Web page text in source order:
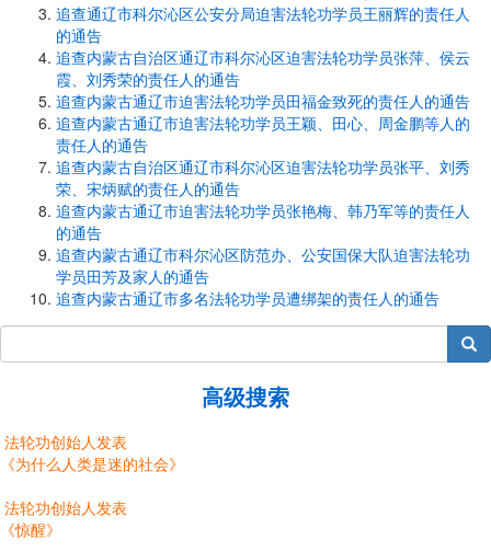
追查通辽市科尔沁区公安分局迫害法轮功学员王丽辉的责任人
的通告
追查内蒙古自治区通辽市科尔沁区迫害法轮功学员张萍、侯云
霞、刘秀荣的责任人的通告
追查内蒙古通辽市迫害法轮功学员田福金致死的责任人的通告
追查内蒙古通辽市迫害法轮功学员王颖、田心、周金鹏等人的
责任人的通告
追查内蒙古自治区通辽市科尔沁区迫害法轮功学员张平、刘秀
荣、宋炳赋的责任人的通告
追查内蒙古通辽市迫害法轮功学员张艳梅、韩乃军等的责任人
的通告
追查内蒙古通辽市科尔沁区防范办、公安国保大队迫害法轮功
学员田芳及家人的通告
追查内蒙古通辽市多名法轮功学员遭绑架的责任人的通告
搜索
高级搜索
法轮功创始人发表
《为什么人类是迷的社会》
法轮功创始人发表
《惊醒》